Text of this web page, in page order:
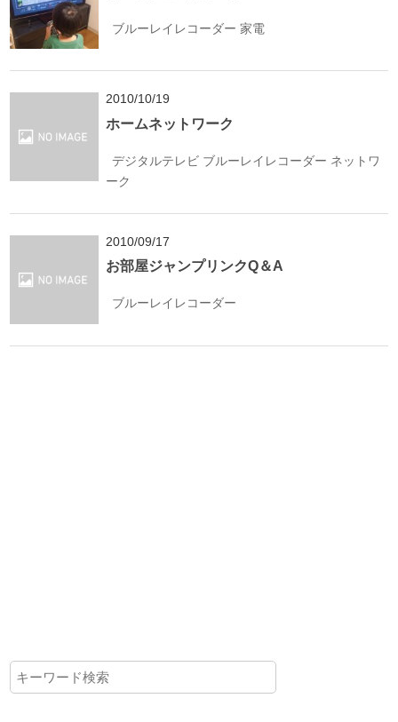
ブルーレイレコーダー 家電
2010/10/19
ホームネットワーク
デジタルテレビ ブルーレイレコーダー ネットワ
ーク
2010/09/17
お部屋ジャンプリンクQ＆A
ブルーレイレコーダー